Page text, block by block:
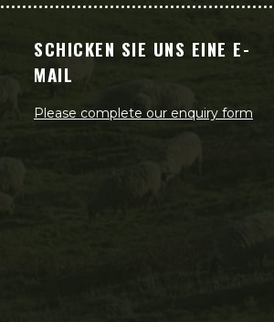
SCHICKEN SIE UNS EINE E-
MAIL
Please complete our enquiry form